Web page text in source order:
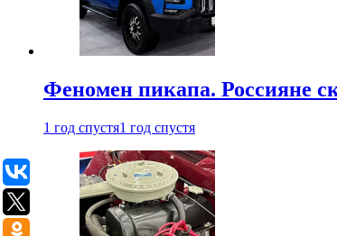
Феномен пикапа. Россияне
1 год спустя1 год спустя